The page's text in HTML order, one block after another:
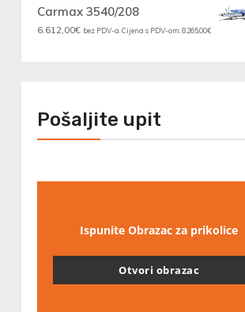
Carmax 3540/208
6.612,00€ bez PDV-a. Cijena s PDV-om:8.265,00€
Pošaljite upit
Ispunite Obrazac za prikolice
Otvori obrazac